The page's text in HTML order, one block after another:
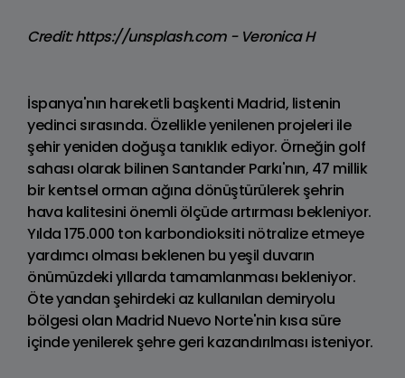
Credit: https://unsplash.com - Veronica H
İspanya'nın hareketli başkenti Madrid, listenin
yedinci sırasında. Özellikle yenilenen projeleri ile
şehir yeniden doğuşa tanıklık ediyor. Örneğin golf
sahası olarak bilinen Santander Parkı'nın, 47 millik
bir kentsel orman ağına dönüştürülerek şehrin
hava kalitesini önemli ölçüde artırması bekleniyor.
Yılda 175.000 ton karbondioksiti nötralize etmeye
yardımcı olması beklenen bu yeşil duvarın
önümüzdeki yıllarda tamamlanması bekleniyor.
Öte yandan şehirdeki az kullanılan demiryolu
bölgesi olan Madrid Nuevo Norte'nin kısa süre
içinde yenilerek şehre geri kazandırılması isteniyor.